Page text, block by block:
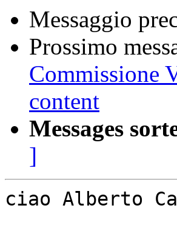
Messaggio
Prossimo
Commissione
content
Messages
]
ciao Alberto